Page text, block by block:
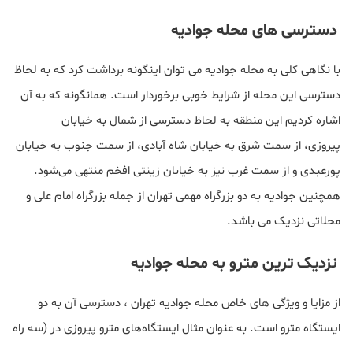
دسترسی های محله جوادیه
با نگاهی کلی به محله جوادیه می توان اینگونه برداشت کرد که به لحاظ
دسترسی این محله از شرایط خوبی برخوردار است. همانگونه که به آن
اشاره کردیم این منطقه به لحاظ دسترسی از شمال به خیابان
پیروزی، از سمت شرق به خیابان شاه آبادی، از سمت جنوب به خیابان
پورعبدی و از سمت غرب نیز به خیابان زینتی افخم منتهی می‌شود.
همچنین جوادیه به دو بزرگراه‌ مهمی تهران از جمله بزرگراه امام علی و
محلاتی نزدیک می باشد.
نزدیک ترین مترو به محله جوادیه
از مزایا و ویژگی های خاص محله جوادیه تهران ، دسترسی آن به دو
ایستگاه‌ مترو است. به عنوان مثال ایستگاه‌های مترو پیروزی در (سه راه